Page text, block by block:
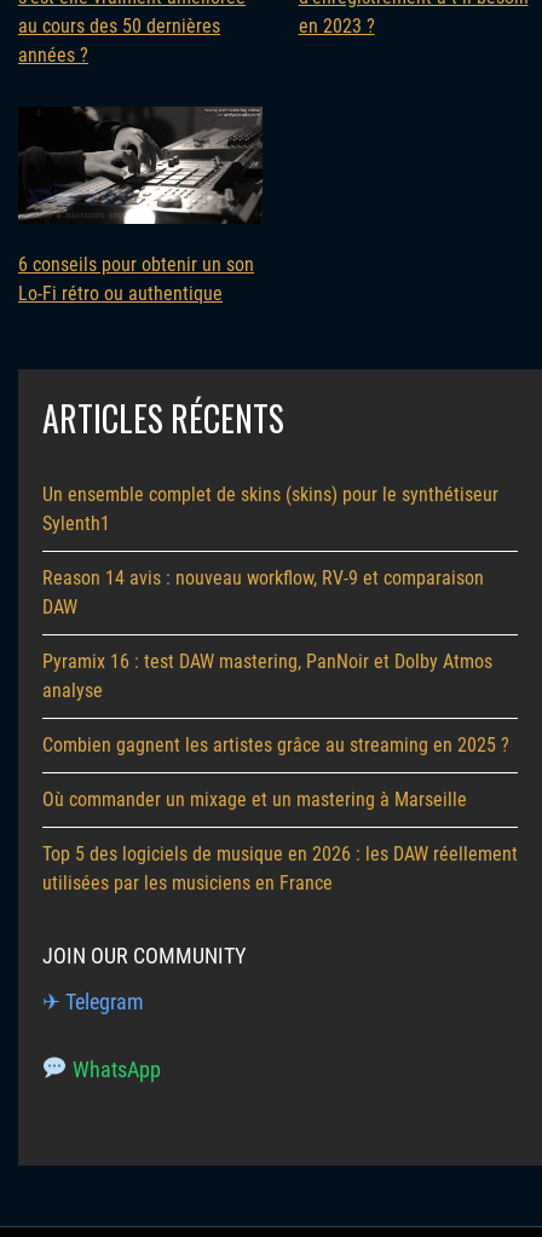
au cours des 50 dernières
années ?
en 2023 ?
6 conseils pour obtenir un son
Lo-Fi rétro ou authentique
ARTICLES RÉCENTS
Un ensemble complet de skins (skins) pour le synthétiseur
Sylenth1
Reason 14 avis : nouveau workflow, RV-9 et comparaison
DAW
Pyramix 16 : test DAW mastering, PanNoir et Dolby Atmos
analyse
Combien gagnent les artistes grâce au streaming en 2025 ?
Où commander un mixage et un mastering à Marseille
Top 5 des logiciels de musique en 2026 : les DAW réellement
utilisées par les musiciens en France
JOIN OUR COMMUNITY
✈ Telegram
WhatsApp